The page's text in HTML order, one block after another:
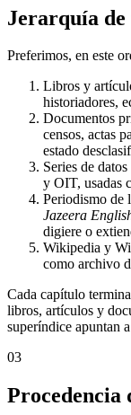
Jerarquía de
Preferimos, en este
Libros y
historiadores,
Documentos
censos, actas
estado
Series de
y OIT, usadas
Periodismo de
Jazeera
digiere o
Wikipedia y
como archivo
Cada capítulo
libros, artículos y
superíndice apuntan
03
Procedencia